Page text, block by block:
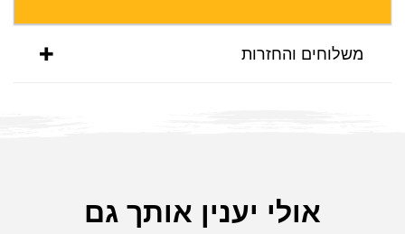
משלוחים והחזרות
אולי יענין אותך גם